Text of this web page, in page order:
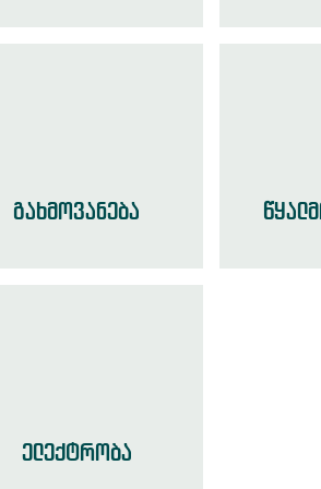
გახმოვანება
ელექტრობა